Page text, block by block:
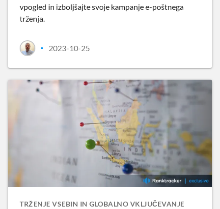
vpogled in izboljšajte svoje kampanje e-poštnega
trženja.
• 2023-10-25
TRŽENJE VSEBIN IN GLOBALNO VKLJUČEVANJE